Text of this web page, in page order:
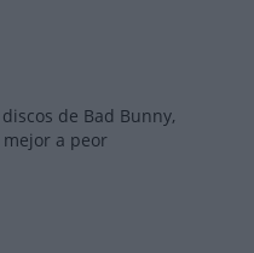
de Bad Bunny,
a peor